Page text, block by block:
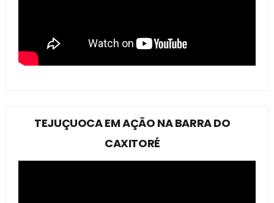
TEJUÇUOCA EM AÇÃO NA BARRA DO
CAXITORÉ